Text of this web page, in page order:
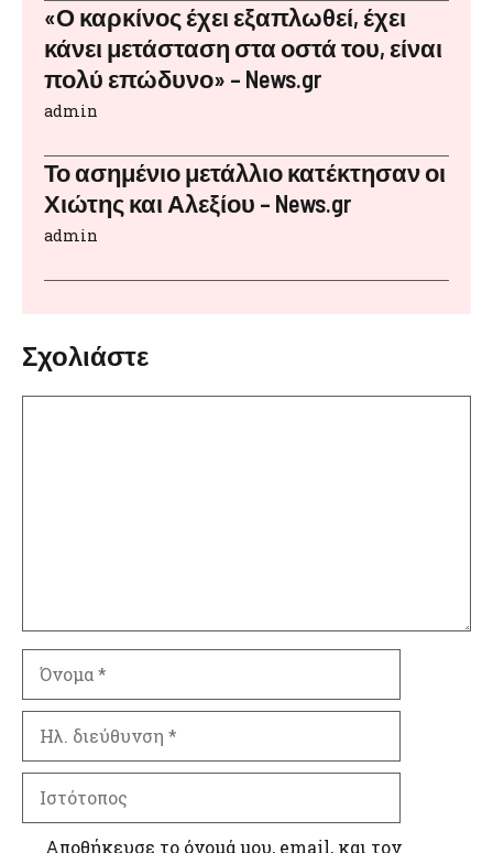
«Ο καρκίνος έχει εξαπλωθεί, έχει
κάνει μετάσταση στα οστά του, είναι
πολύ επώδυνο» – News.gr
admin
Το ασημένιο μετάλλιο κατέκτησαν οι
Χιώτης και Αλεξίου – News.gr
admin
Σχολιάστε
διεύθυνση
Αποθήκευσε το όνομά μου, email, και τον